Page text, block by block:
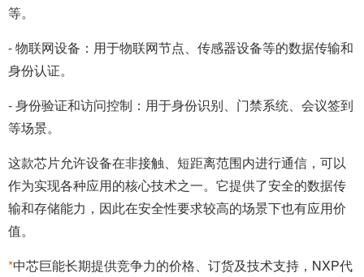
等。
- 物联网设备：用于物联网节点、传感器设备等的数据传输和
身份认证。
- 身份验证和访问控制：用于身份识别、门禁系统、会议签到
等场景。
这款芯片允许设备在非接触、短距离范围内进行通信，可以
作为实现各种应用的核心技术之一。它提供了安全的数据传
输和存储能力，因此在安全性要求较高的场景下也有应用价
值。
*中芯巨能长期提供竞争力的价格、订货及技术支持，NXP代